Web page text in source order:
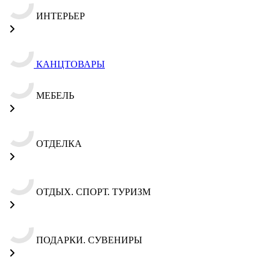
ИНТЕРЬЕР
КАНЦТОВАРЫ
МЕБЕЛЬ
ОТДЕЛКА
ОТДЫХ. СПОРТ. ТУРИЗМ
ПОДАРКИ. СУВЕНИРЫ